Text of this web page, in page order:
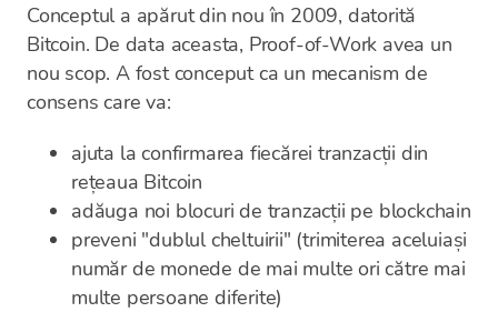
Conceptul a apărut din nou în 2009, datorită
Bitcoin. De data aceasta, Proof-of-Work avea un
nou scop. A fost conceput ca un mecanism de
consens care va:
ajuta la confirmarea fiecărei tranzacții din
rețeaua Bitcoin
adăuga noi blocuri de tranzacții pe blockchain
preveni "dublul cheltuirii" (trimiterea aceluiași
număr de monede de mai multe ori către mai
multe persoane diferite)